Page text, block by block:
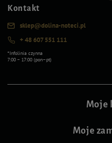
Kontakt
sklep@dolina-noteci.pl
+ 48 607 551 111
*Infolinia czynna
7:00 – 17:00 (pon–pt)
Moje
Moje